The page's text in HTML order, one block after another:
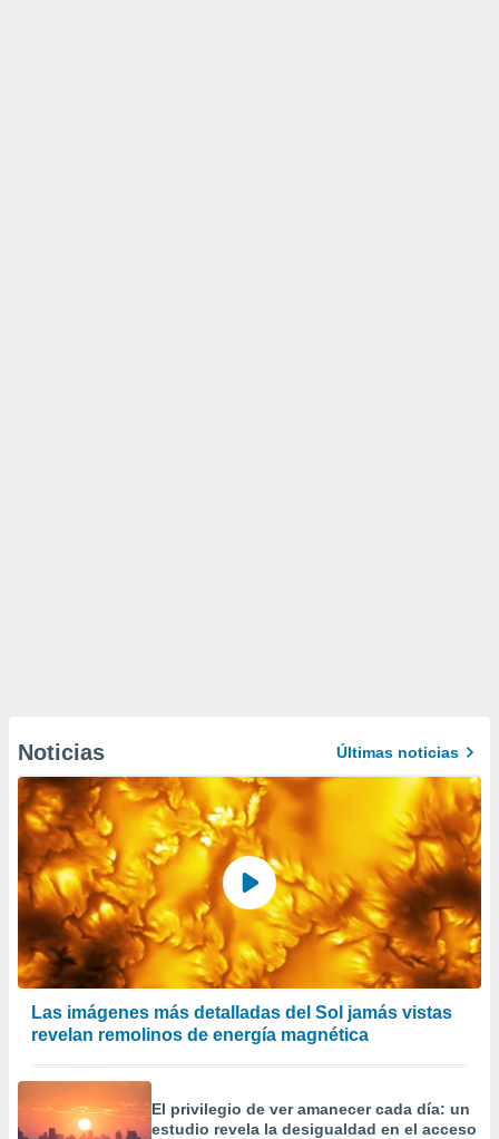
Noticias Últimas noticias
Las imágenes más detalladas del Sol jamás vistas
revelan remolinos de energía magnética
El privilegio de ver amanecer cada día: un
estudio revela la desigualdad en el acceso